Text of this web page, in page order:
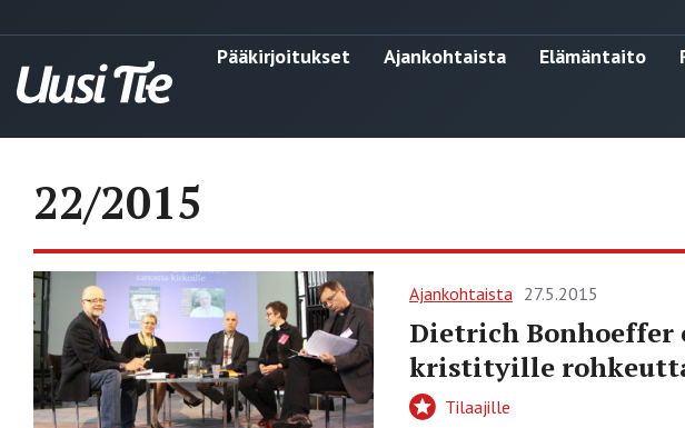
Pääkirjoitukset Ajankohtaista Elämäntaito
22/2015
Ajankohtaista 27.5.2015
Dietrich Bonhoeffer
kristityille
Tilaajille